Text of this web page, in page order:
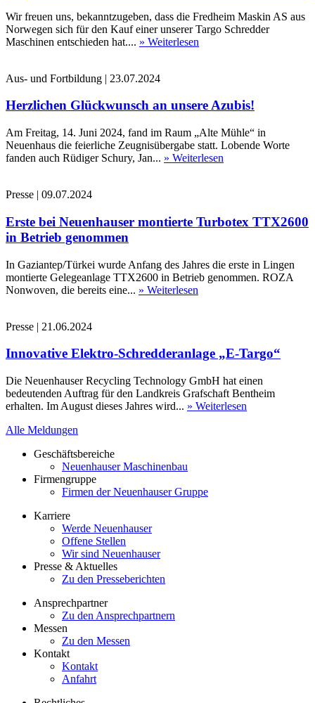
Wir freuen uns, bekanntzugeben, dass die Fredheim Maskin AS aus
Norwegen sich für den Kauf einer unserer Targo Schredder
Maschinen entschieden hat.... » Weiterlesen
Aus- und Fortbildung | 23.07.2024
Herzlichen Glückwunsch an unsere Azubis!
Am Freitag, 14. Juni 2024, fand im Raum „Alte Mühle“ in
Neuenhaus die feierliche Zeugnisübergabe statt. Lobende Worte
fanden auch Rüdiger Schury, Jan... » Weiterlesen
Presse | 09.07.2024
Erste bei Neuenhauser montierte Turbotex TTX2600
in Betrieb genommen
In Gaziantep/Türkei wurde Anfang des Jahres die erste in Lingen
montierte Gelegeanlage TTX2600 in Betrieb genommen. ROZA
Nonwoven, die bereits eine... » Weiterlesen
Presse | 21.06.2024
Innovative Elektro-Schredderanlage „E-Targo“
Die Neuenhauser Recycling Technology GmbH hat einen
bedeutenden Auftrag für den Landkreis Grafschaft Bentheim
erhalten. Im August dieses Jahres wird... » Weiterlesen
Alle Meldungen
Geschäftsbereiche
Neuenhauser Maschinenbau
Firmengruppe
Firmen der Neuenhauser Gruppe
Karriere
Werde Neuenhauser
Offene Stellen
Wir sind Neuenhauser
Presse & Aktuelles
Zu den Presseberichten
Ansprechpartner
Zu den Ansprechpartnern
Messen
Zu den Messen
Kontakt
Kontakt
Anfahrt